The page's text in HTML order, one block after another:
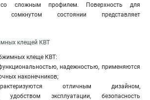
сложным профилем. Поверхность для
состоянии представляет
клещей КВТ
клеще КВТ:
надежностью, применяются
наконечников;
отличным дизайном,
удобством эксплуатации, безопасность